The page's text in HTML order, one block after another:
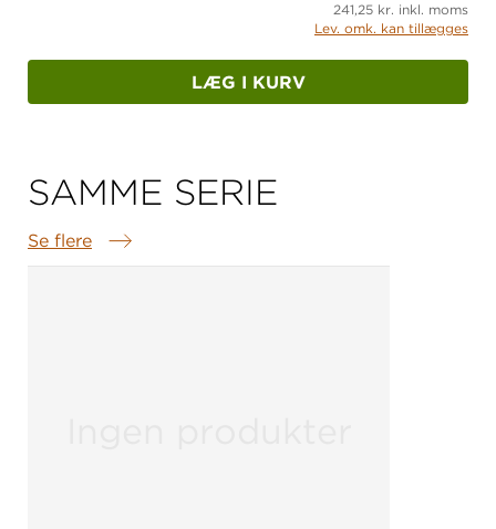
241,25 kr. inkl. moms
Lev. omk. kan tillægges
LÆG I KURV
SAMME SERIE
Se flere
Samme serie